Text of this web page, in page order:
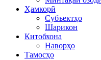
Ҳамкорӣ
Субъектҳо
Шарикон
Китобхона
Наворҳо
Тамосҳо